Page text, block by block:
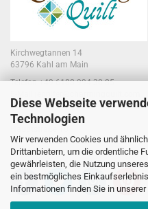
Diese Webseite
Technologien
Wir verwenden Cookies und
Drittanbietern, um die ordentliche
gewährleisten, die Nutzung
ein bestmögliches
Informationen finden Sie in unserer
Kirchwegtannen 14
63796 Kahl am Main
Telefon +49 6188 994 30 85
Laden:
63796 Kahl am Main